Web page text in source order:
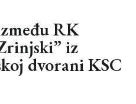
RK
iz
dvorani KSC